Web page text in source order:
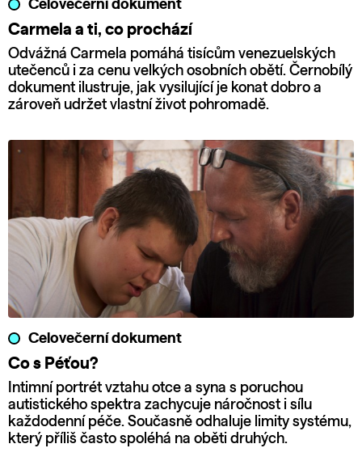
Celovečerní dokument
Carmela a ti, co prochází
Odvážná Carmela pomáhá tisícům venezuelských
utečenců i za cenu velkých osobních obětí. Černobílý
dokument ilustruje, jak vysilující je konat dobro a
zároveň udržet vlastní život pohromadě.
Celovečerní dokument
Co s Péťou?
Intimní portrét vztahu otce a syna s poruchou
autistického spektra zachycuje náročnost i sílu
každodenní péče. Současně odhaluje limity systému,
který příliš často spoléhá na oběti druhých.